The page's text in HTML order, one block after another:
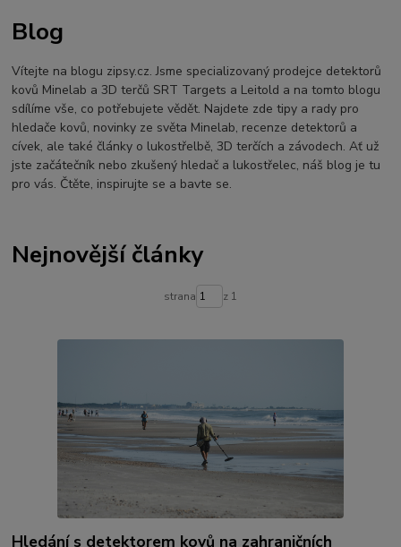
ÚSTÍ NAD LABEM
Jídlo na cesty
Mníšek u Liberece Karlovy Vary
Equinox 900
Soutěž o detektor
Severní Čechy
hledání pokladů
technologie Multi IQ
Blog
Vítejte na blogu zipsy.cz. Jsme specializovaný prodejce detektorů
kovů Minelab a 3D terčů SRT Targets a Leitold a na tomto blogu
sdílíme vše, co potřebujete vědět. Najdete zde tipy a rady pro
hledače kovů, novinky ze světa Minelab, recenze detektorů a
cívek, ale také články o lukostřelbě, 3D terčích a závodech. Ať už
jste začátečník nebo zkušený hledač a lukostřelec, náš blog je tu
pro vás. Čtěte, inspirujte se a bavte se.
Nejnovější články
strana z 1
Hledání s detektorem kovů na zahraničních